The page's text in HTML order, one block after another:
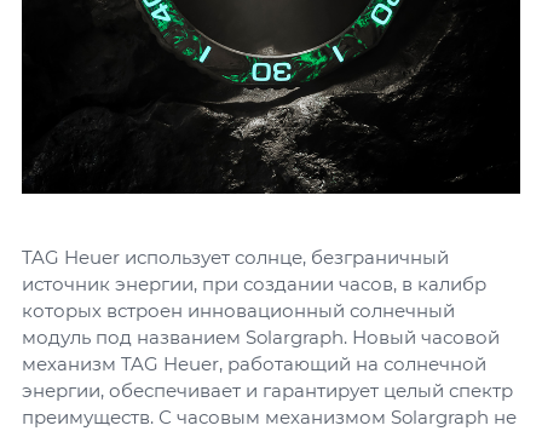
TAG Heuer использует солнце, безграничный
источник энергии, при создании часов, в калибр
которых встроен инновационный солнечный
модуль под названием Solargraph. Новый часовой
механизм TAG Heuer, работающий на солнечной
энергии, обеспечивает и гарантирует целый спектр
преимуществ. С часовым механизмом Solargraph не